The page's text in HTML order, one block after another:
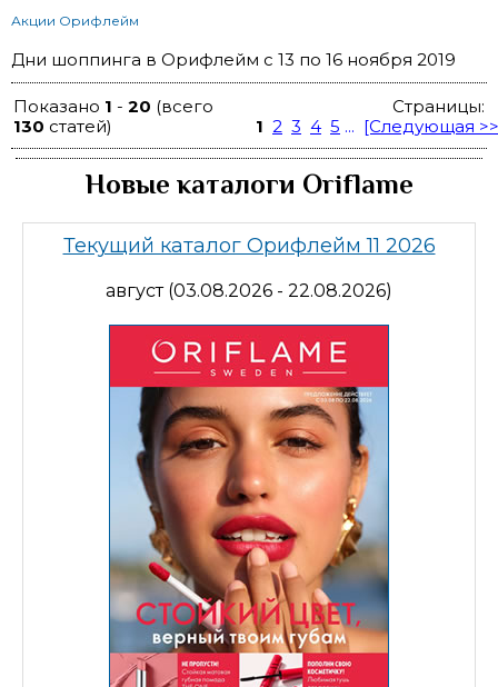
Акции Орифлейм
Дни шоппинга в Орифлейм с 13 по 16 ноября 2019
Показано 1 - 20 (всего
130 статей)
Страницы:
1 2 3 4 5 ... [Следующая
Новые каталоги Oriflame
Текущий каталог Орифлейм 11 2026
август (03.08.2026 - 22.08.2026)